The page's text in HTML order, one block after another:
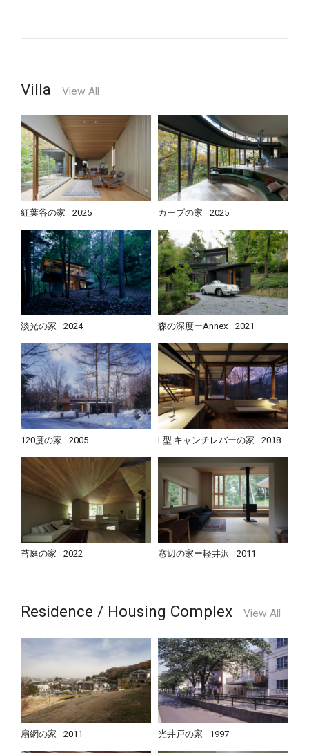
Villa View All
紅葉谷の家 2025 カーブの家 2025
淡光の家 2024 森の深度ーAnnex 2021
120度の家 2005 L型 キャンチレバーの家 2018
苔庭の家 2022 窓辺の家ー軽井沢 2011
Residence / Housing Complex View All
扇網の家 2011 光井戸の家 1997